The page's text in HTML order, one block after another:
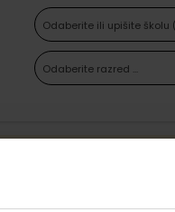
Odaberite ili upišite školu
Odaberite razred ...